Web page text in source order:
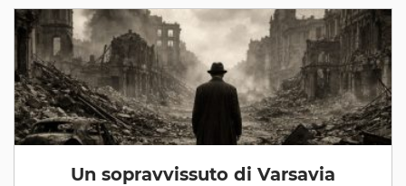
Un sopravvissuto di Varsavia